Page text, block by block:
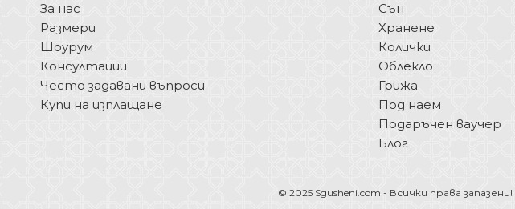
За нас
Размери
Шоурум
Консултации
Често задавани въпроси
Купи на изплащане
Сън
Хранене
Колички
Облекло
Грижа
Под наем
Подаръчен ваучер
Блог
© 2025 Sgusheni.com - Всички права запазени!